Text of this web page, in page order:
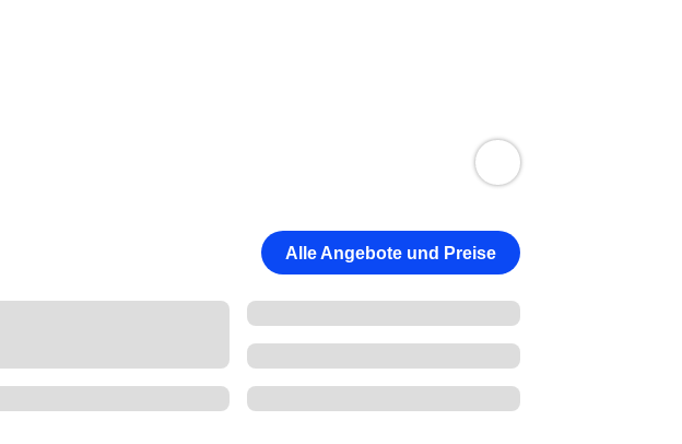
Alle Angebote und Preise